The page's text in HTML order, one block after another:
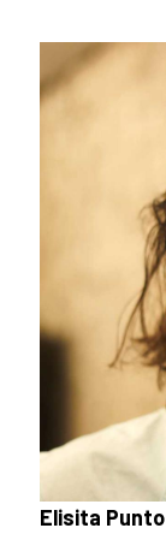
Elisita Punto